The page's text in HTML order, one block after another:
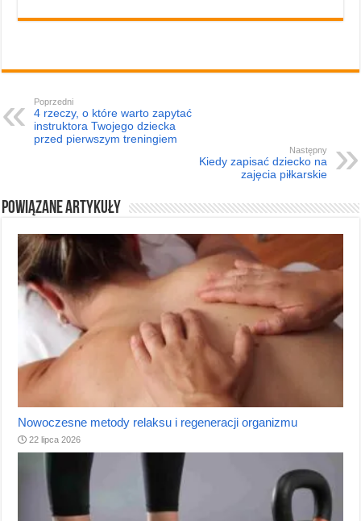
Poprzedni
4 rzeczy, o które warto zapytać
instruktora Twojego dziecka
przed pierwszym treningiem
Następny
Kiedy zapisać dziecko na
zajęcia piłkarskie
Powiązane artykuły
Nowoczesne metody relaksu i regeneracji organizmu
22 lipca 2026